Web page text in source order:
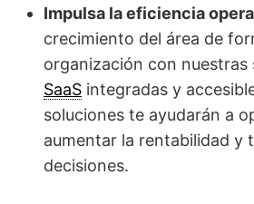
Impulsa la eficiencia
crecimiento del área de
organización con nuestras
SaaS integradas y
soluciones te ayudarán a
aumentar la rentabilidad y
decisiones.